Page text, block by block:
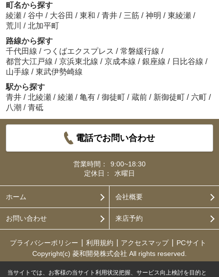
町名から探す
綾瀬 / 谷中 / 大谷田 / 東和 / 青井 / 三筋 / 神明 / 東綾瀬 /
荒川 / 北加平町
路線から探す
千代田線 / つくばエクスプレス / 常磐緩行線 /
都営大江戸線 / 京浜東北線 / 京成本線 / 銀座線 / 日比谷線 /
山手線 / 東武伊勢崎線
駅から探す
青井 / 北綾瀬 / 綾瀬 / 亀有 / 御徒町 / 蔵前 / 新御徒町 / 六町 /
八潮 / 青砥
電話でお問い合わせ
営業時間：
9:00~18:30
定休日：
水曜日
ホーム 会社概要
お問い合わせ 来店予約
プライバシーポリシー 利用規約 アクセスマップ
PCサイト
Copyright(c) 菱和開発株式会社 All rights reserved.
当サイトでは、お客様の当サイト利用状況把握、サービス向上検討を目的と